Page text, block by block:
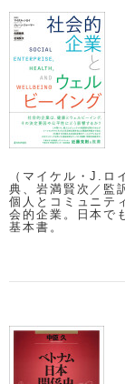
（マイケル・J.ロ
典、岩満賢次／監
個人とコミュニテ
会的企業。日本で
基本書。